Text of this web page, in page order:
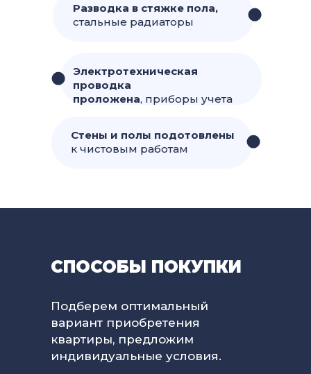
Стены и полы подотовлены
к чистовым работам
Разводка в стяжке пола,
стальные радиаторы
Электротехническая
проводка
проложена, приборы учета
СПОСОБЫ ПОКУПКИ
Подберем оптимальный
вариант приобретения
квартиры, предложим
индивидуальные условия.